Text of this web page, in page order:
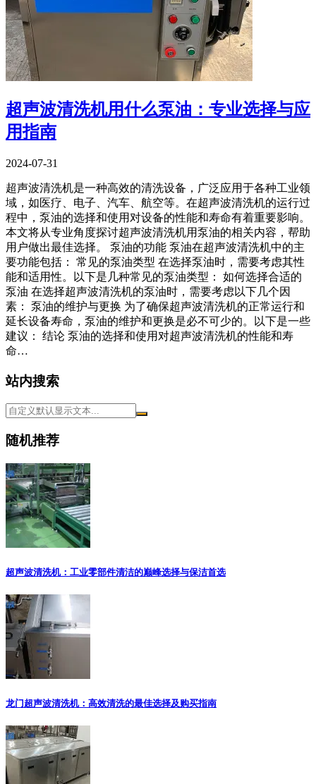
超声波清洗机用什么泵油：专业选择与应
用指南
2024-07-31
超声波清洗机是一种高效的清洗设备，广泛应用于各种工业领
域，如医疗、电子、汽车、航空等。在超声波清洗机的运行过
程中，泵油的选择和使用对设备的性能和寿命有着重要影响。
本文将从专业角度探讨超声波清洗机用泵油的相关内容，帮助
用户做出最佳选择。 泵油的功能 泵油在超声波清洗机中的主
要功能包括： 常见的泵油类型 在选择泵油时，需要考虑其性
能和适用性。以下是几种常见的泵油类型： 如何选择合适的
泵油 在选择超声波清洗机的泵油时，需要考虑以下几个因
素： 泵油的维护与更换 为了确保超声波清洗机的正常运行和
延长设备寿命，泵油的维护和更换是必不可少的。以下是一些
建议： 结论 泵油的选择和使用对超声波清洗机的性能和寿
命…
站内搜索
随机推荐
超声波清洗机：工业零部件清洁的巅峰选择与保洁首选
龙门超声波清洗机：高效清洗的最佳选择及购买指南